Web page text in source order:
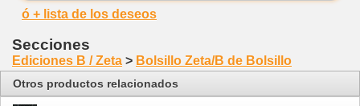
ó + lista de los deseos
Secciones
Ediciones B / Zeta > Bolsillo Zeta/B de Bolsillo
Otros productos relacionados